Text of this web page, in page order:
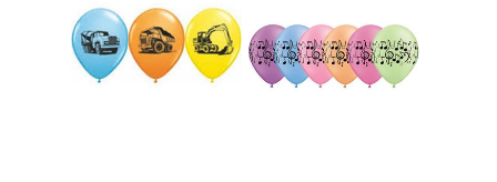
360,00RSD 360,00RSD